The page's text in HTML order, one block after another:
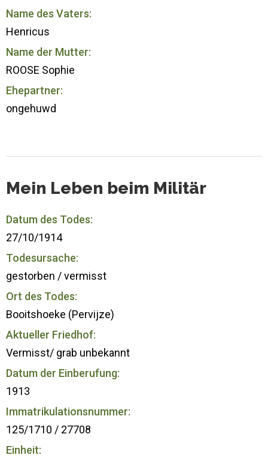
Name des Vaters:
Henricus
Name der Mutter:
ROOSE Sophie
Ehepartner:
ongehuwd
Mein Leben beim Militär
Datum des Todes:
27/10/1914
Todesursache:
gestorben / vermisst
Ort des Todes:
Booitshoeke (Pervijze)
Aktueller Friedhof:
Vermisst/ grab unbekannt
Datum der Einberufung:
1913
Immatrikulationsnummer:
125/1710 / 27708
Einheit: